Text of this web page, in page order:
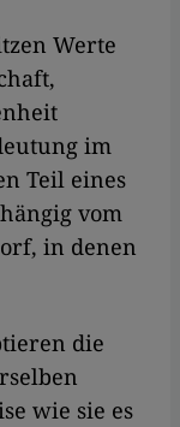
Werte
im
Teil eines
vom
in denen
die
wie sie es